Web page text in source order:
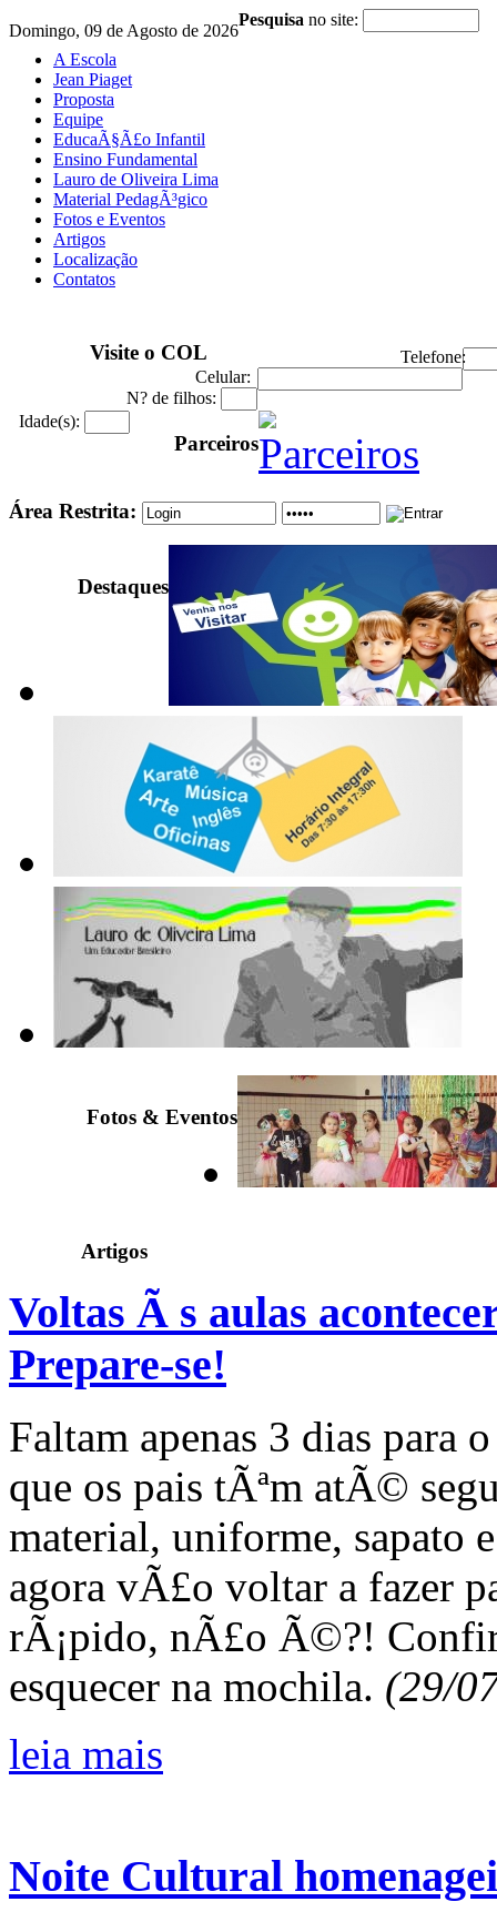
Domingo, 09 de Agosto de 2026
Pesquisa no site:
A Escola
Jean Piaget
Proposta
Equipe
EducaÃ§Ã£o Infantil
Ensino Fundamental
Lauro de Oliveira Lima
Material PedagÃ³gico
Fotos e Eventos
Artigos
Localização
Contatos
Visite o COL
Telefone:
Celular:
N? de filhos:
Idade(s):
Parceiros
Área Restrita:
Destaques
Fotos & Eventos
Artigos
Voltas Ã s aulas
Prepare-se!
Faltam apenas 3 dias para
que os pais tÃªm atÃ©
material, uniforme, sapato
agora vÃ£o voltar a fazer
rÃ¡pido, nÃ£o Ã©?!
esquecer na mochila. (29/
leia mais
Noite Cultural